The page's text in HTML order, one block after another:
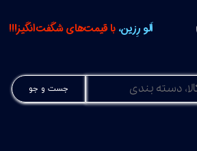
جست و جو
اَلو رِزین، با قیمت‌های شگفت‌انگیز!!!